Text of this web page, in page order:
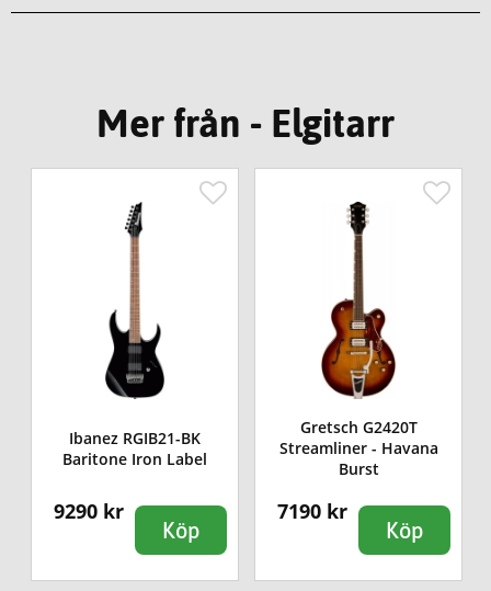
Mer från - Elgitarr
Ibanez RGIB21-BK
Baritone Iron Label
9290 kr
Köp
Gretsch G2420T
Streamliner - Havana
Burst
7190 kr
Köp